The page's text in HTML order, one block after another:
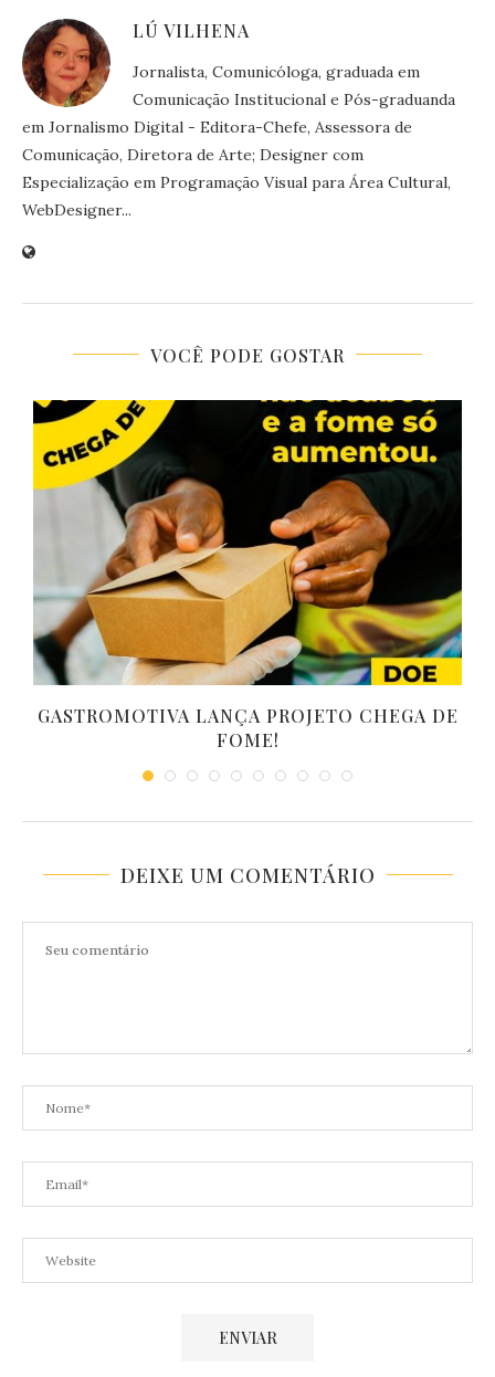
LÚ VILHENA
Jornalista, Comunicóloga, graduada em
Comunicação Institucional e Pós-graduanda
em Jornalismo Digital - Editora-Chefe, Assessora de
Comunicação, Diretora de Arte; Designer com
Especialização em Programação Visual para Área Cultural,
WebDesigner...
VOCÊ PODE GOSTAR
GASTROMOTIVA LANÇA PROJETO CHEGA DE
FOME!
DEIXE UM COMENTÁRIO